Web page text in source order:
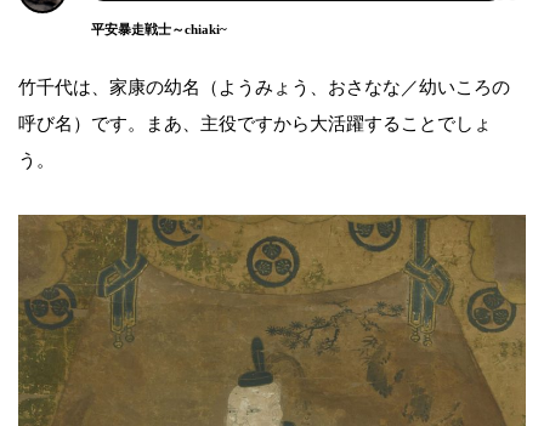
平安暴走戦士～chiaki~
竹千代は、家康の幼名（ようみょう、おさなな／幼いころの
呼び名）です。まあ、主役ですから大活躍することでしょ
う。